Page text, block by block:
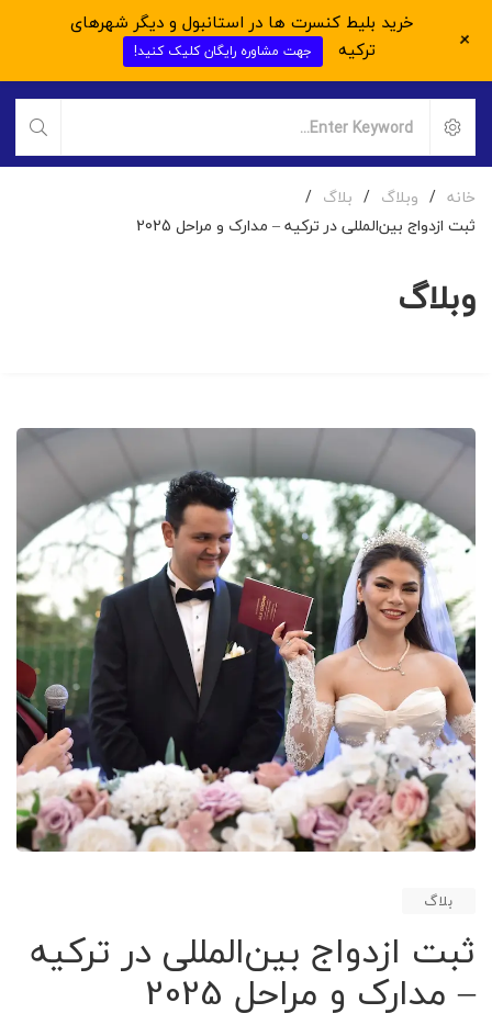
وبلاگ
خانه / وبلاگ / بلاگ /
ثبت ازدواج بین‌المللی در ترکیه – مدارک و مراحل 2025
بلاگ
ثبت ازدواج بین‌المللی در ترکیه
– مدارک و مراحل 2025
خرید بلیط کنسرت ها در استانبول و دیگر شهرهای
ترکیه
جهت مشاوره رایگان کلیک کنید! +